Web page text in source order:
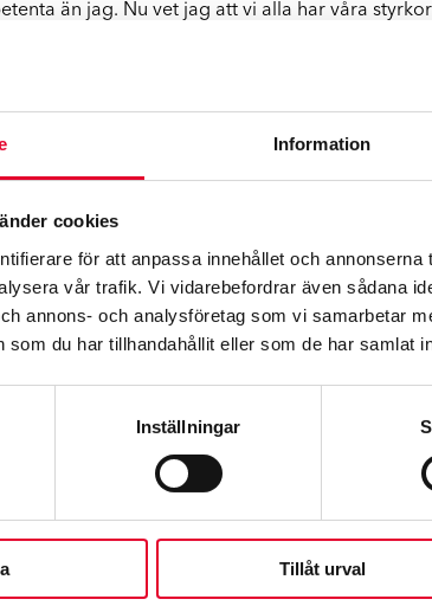
Information
cookies
för att anpassa innehållet och
vår trafik. Vi vidarebefordrar även sådana
annons- och analysföretag som vi samarbetar
som du har tillhandahållit eller som de har samlat
Inställningar
Tillåt urval
än jag. Nu vet jag att vi alla har våra
på mig och att de uppskattar mina åsikter.
traditionella könsroller”.
mycket viktig för Elina.
är en bra tid att bryta våra
på Werksta!
inte personen vi har intervjuat)